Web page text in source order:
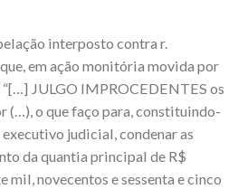
interposto contra r.
em ação monitória movida por
JULGO IMPROCEDENTES os
(…), o que faço para, constituindo-
judicial, condenar as
da quantia principal de R$
mil, novecentos e sessenta e cinco